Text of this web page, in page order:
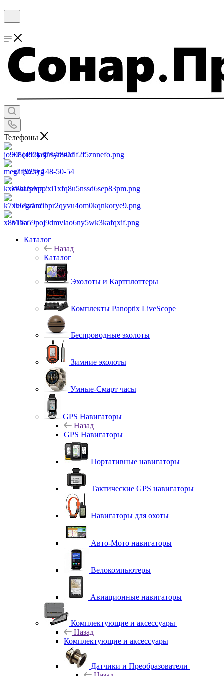
Телефоны
+7 (495) 374-78-22
+7 (925) 148-50-54
WhatsApp
Telegram
Viber
Каталог
Назад
Каталог
Эхолоты и Картплоттеры
Комплекты Panoptix LiveScope
Беспроводные эхолоты
Зимние эхолоты
Умные-Смарт часы
GPS Навигаторы
Назад
GPS Навигаторы
Портативные навигаторы
Тактические GPS навигаторы
Навигаторы для охоты
Авто-Мото навигаторы
Велокомпьютеры
Авиационные навигаторы
Комплектующие и аксессуары
Назад
Комплектующие и аксессуары
Датчики и Преобразователи